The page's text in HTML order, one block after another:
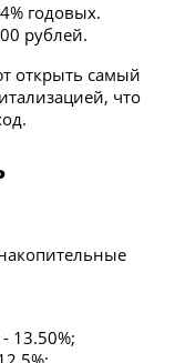
годовых.
рублей.
открыть самый
что
- 13.50%;